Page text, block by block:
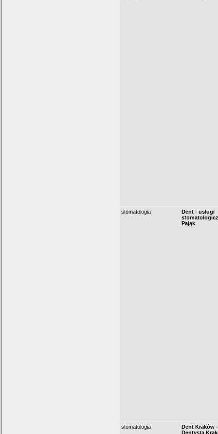
stomatologia
Dent - usługi
Pająk
stomatologia
Dent Kraków
Dentysta